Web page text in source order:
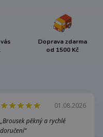
Doprava zdarma
od 1500 Kč
01.08.2026
„Brousek pěkný a rychlé
doručení“